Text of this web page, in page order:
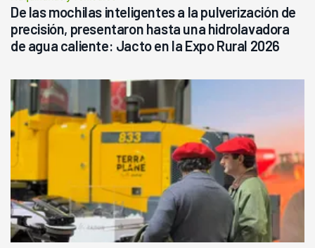
De las mochilas inteligentes a la pulverización de
precisión, presentaron hasta una hidrolavadora
de agua caliente: Jacto en la Expo Rural 2026